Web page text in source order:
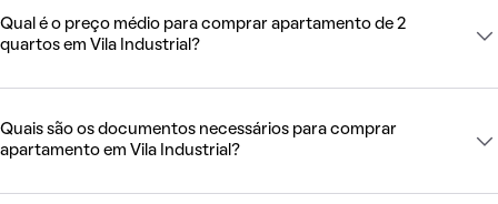
Qual é o preço médio para comprar apartamento de 2
quartos em Vila Industrial?
Quais são os documentos necessários para comprar
apartamento em Vila Industrial?